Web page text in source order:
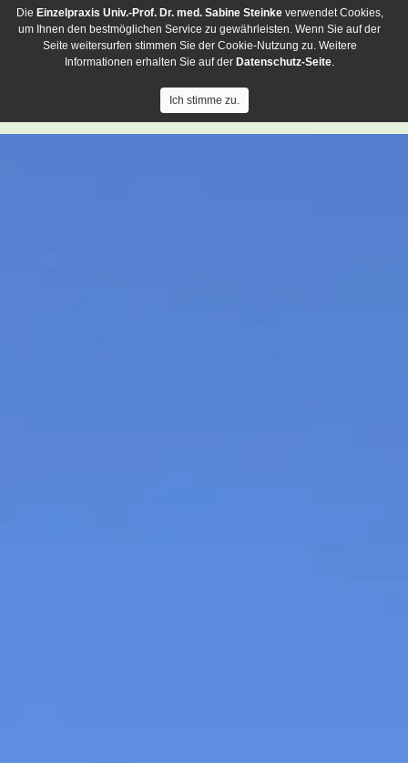
Die Einzelpraxis Univ.-Prof. Dr. med. Sabine Steinke verwendet Cookies,
um Ihnen den bestmöglichen Service zu gewährleisten. Wenn Sie auf der
Seite weitersurfen stimmen Sie der Cookie-Nutzung zu. Weitere
Informationen erhalten Sie auf der Datenschutz-Seite.
Ich stimme zu.